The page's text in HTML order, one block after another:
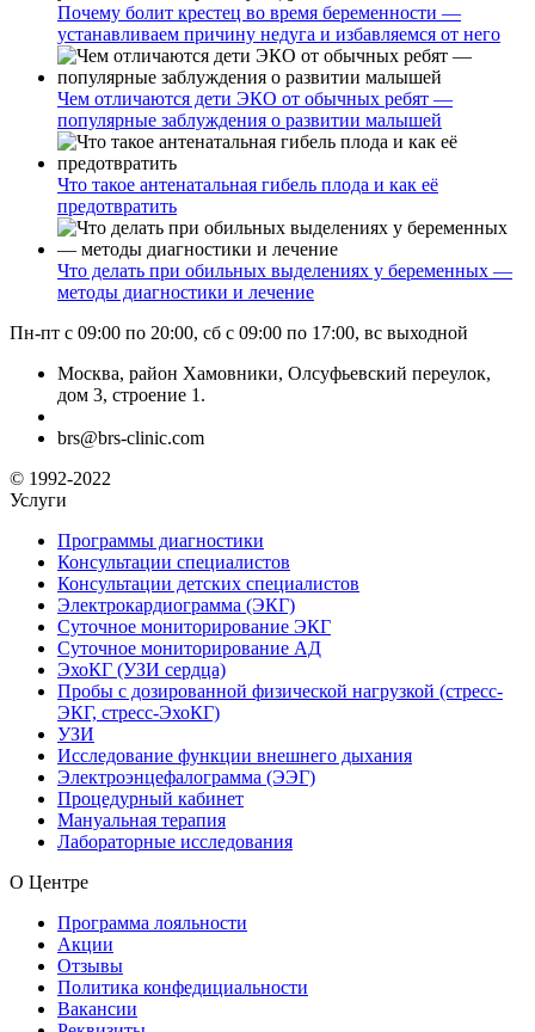
Почему болит крестец во время беременности —
устанавливаем причину недуга и избавляемся от него
Чем отличаются дети ЭКО от обычных ребят —
популярные заблуждения о развитии малышей
Что такое антенатальная гибель плода и как её
предотвратить
Что делать при обильных выделениях у беременных —
методы диагностики и лечение
Пн-пт с 09:00 по 20:00, сб с 09:00 по 17:00, вс выходной
Москва, район Хамовники, Олсуфьевский переулок,
дом 3, строение 1.
brs@brs-clinic.com
© 1992-2022
Услуги
Программы диагностики
Консультации специалистов
Консультации детских специалистов
Электрокардиограмма (ЭКГ)
Суточное мониторирование ЭКГ
Суточное мониторирование АД
ЭхоКГ (УЗИ сердца)
Пробы с дозированной физической нагрузкой (стресс-
ЭКГ, стресс-ЭхоКГ)
УЗИ
Исследование функции внешнего дыхания
Электроэнцефалограмма (ЭЭГ)
Процедурный кабинет
Мануальная терапия
Лабораторные исследования
О Центре
Программа лояльности
Акции
Отзывы
Политика конфедициальности
Вакансии